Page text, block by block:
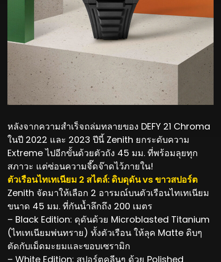
หลังจากความสำเร็จถล่มทลายของ DEFY 21 Chroma
ในปี 2022 และ 2023 ปีนี้ Zenith ยกระดับความ
Extreme ไปอีกขั้นด้วยตัวถัง 45 มม. ที่พร้อมลุยทุก
สภาวะ แต่ซ่อนความจี๊ดจ๊าดไว้ภายใน!
ตัวเรือนไทเทเนียม 2 สไตล์: ดิบดุดัน vs ขาวสปอร์ต
Zenith จัดมาให้เลือก 2 อารมณ์บนตัวเรือนไทเทเนียม
ขนาด 45 มม. ที่กันน้ำลึกถึง 200 เมตร
– Black Edition: ดุดันด้วย Microblasted Titanium
(ไทเทเนียมพ่นทราย) ทั้งตัวเรือน ให้ลุค Matte ดิบๆ
ตัดกับเม็ดมะยมและขอบเซรามิก
– White Edition: สปอร์ตคลีนๆ ด้วย Polished